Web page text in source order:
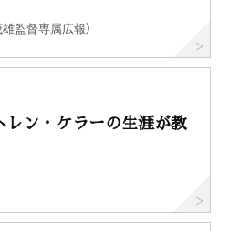
監督専属広報）
レン・ケラーの生涯が教